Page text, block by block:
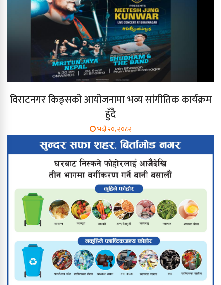
विराटनगर किङ्सको आयोजनामा भव्य सांगीतिक कार्यक्रम
हुँदै
भदौ २०, २०८२